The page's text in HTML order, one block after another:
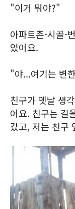
"이거 뭐야?"
아파트촌-시골-
었어요.
"야...여기는 변
친구가 옛날 생
어요. 친구는 길
갔고, 저는 친구